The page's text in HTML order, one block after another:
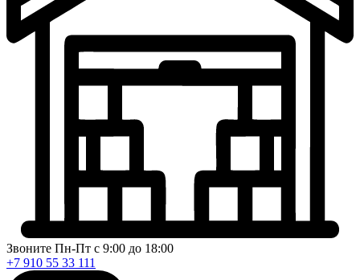
Звоните Пн-Пт с 9:00 до 18:00
+7 910 55 33 111